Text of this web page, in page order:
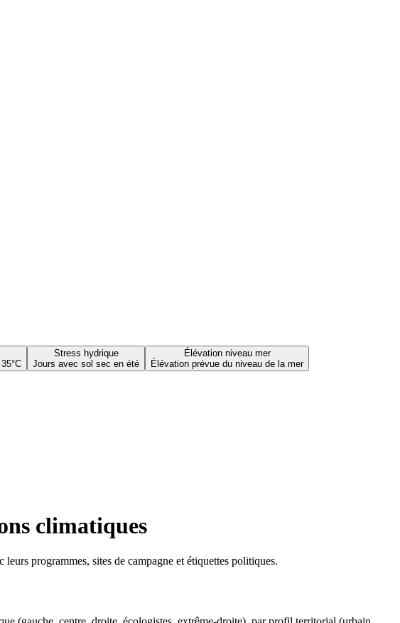
Stress hydrique
Jours avec sol sec en été
Élévation niveau mer
Élévation prévue du niveau de la mer
climatiques
programmes, sites de campagne et étiquettes politiques.